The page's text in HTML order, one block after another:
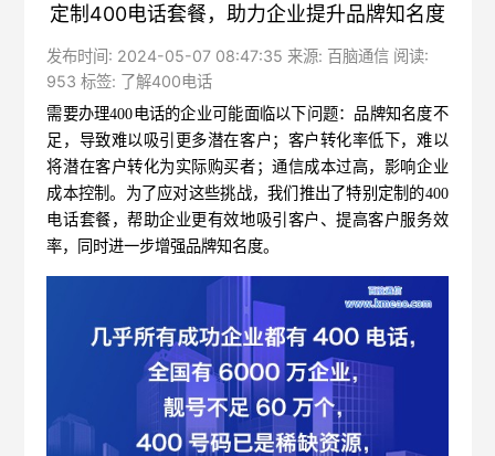
定制400电话套餐，助力企业提升品牌知名度
发布时间: 2024-05-07 08:47:35 来源: 百脑通信 阅读:
953 标签: 了解400电话
需要办理400电话的企业可能面临以下问题：品牌知名度不
足，导致难以吸引更多潜在客户；客户转化率低下，难以
将潜在客户转化为实际购买者；通信成本过高，影响企业
成本控制。为了应对这些挑战，我们推出了特别定制的400
电话套餐，帮助企业更有效地吸引客户、提高客户服务效
率，同时进一步增强品牌知名度。